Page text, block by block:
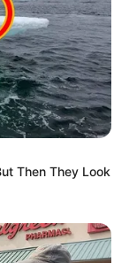
Then They Look